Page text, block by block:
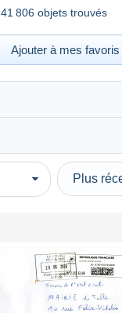
41 806 objets trouvés
Ajouter à mes favoris
offres
offres